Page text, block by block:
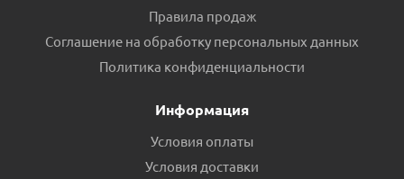
Правила продаж
Соглашение на обработку персональных данных
Политика конфиденциальности
Информация
Условия оплаты
Условия доставки